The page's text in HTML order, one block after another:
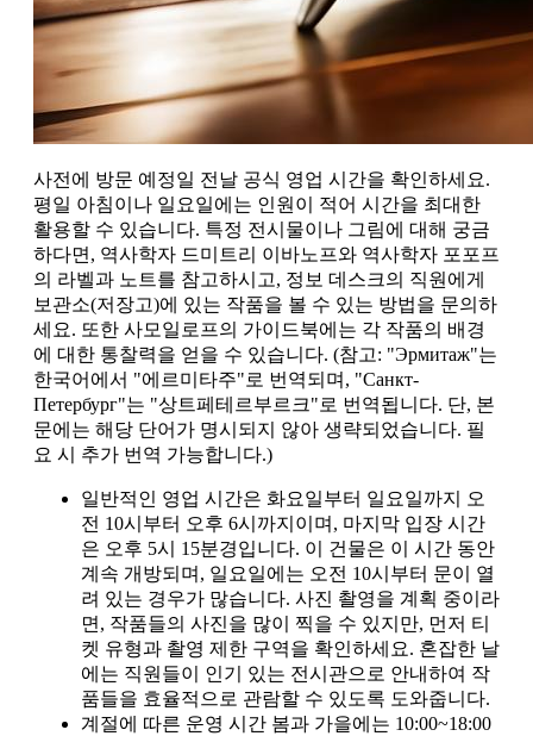
사전에 방문 예정일 전날 공식 영업 시간을 확인하세요.
평일 아침이나 일요일에는 인원이 적어 시간을 최대한
활용할 수 있습니다. 특정 전시물이나 그림에 대해 궁금
하다면, 역사학자 드미트리 이바노프와 역사학자 포포프
의 라벨과 노트를 참고하시고, 정보 데스크의 직원에게
보관소(저장고)에 있는 작품을 볼 수 있는 방법을 문의하
세요. 또한 사모일로프의 가이드북에는 각 작품의 배경
에 대한 통찰력을 얻을 수 있습니다. (참고: "Эрмитаж"는
한국어에서 "에르미타주"로 번역되며, "Санкт-
Петербург"는 "상트페테르부르크"로 번역됩니다. 단, 본
문에는 해당 단어가 명시되지 않아 생략되었습니다. 필
요 시 추가 번역 가능합니다.)
일반적인 영업 시간은 화요일부터 일요일까지 오
전 10시부터 오후 6시까지이며, 마지막 입장 시간
은 오후 5시 15분경입니다. 이 건물은 이 시간 동안
계속 개방되며, 일요일에는 오전 10시부터 문이 열
려 있는 경우가 많습니다. 사진 촬영을 계획 중이라
면, 작품들의 사진을 많이 찍을 수 있지만, 먼저 티
켓 유형과 촬영 제한 구역을 확인하세요. 혼잡한 날
에는 직원들이 인기 있는 전시관으로 안내하여 작
품들을 효율적으로 관람할 수 있도록 도와줍니다.
계절에 따른 운영 시간 봄과 가을에는 10:00~18:00